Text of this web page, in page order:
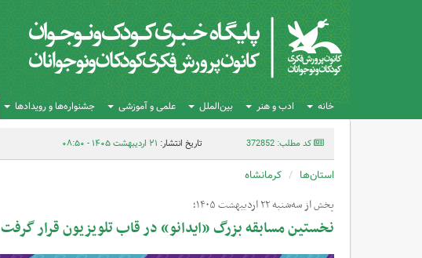
خانه ادب و هنر بین‌الملل علمی و آموزشی جشنواره‌ها و رویدادها
کد مطلب: 372852 تاریخ انتشار: ۲۱ اردیبهشت ۱۴۰۵ - ۰۸:۵۰
استان‌ها کرمانشاه
پخش از سه‌شنبه ۲۲ اردیبهشت‌ ۱۴۰۵؛
نخستین مسابقه بزرگ «ایدانو» در قاب تلویزیون قرار گرفت